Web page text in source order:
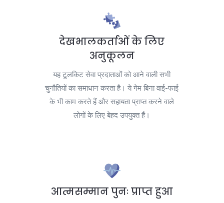
देखभालकर्ताओं के लिए
अनुकूलन
यह टूलकिट सेवा प्रदाताओं को आने वाली सभी
चुनौतियों का समाधान करता है। ये गेम बिना वाई-फाई
के भी काम करते हैं और सहायता प्राप्त करने वाले
लोगों के लिए बेहद उपयुक्त हैं।
आत्मसम्मान पुनः प्राप्त हुआ